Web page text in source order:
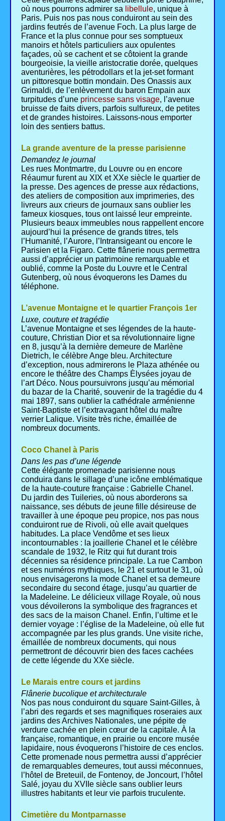
où nous pourrons admirer sa libellule, unique à
Paris. Puis nos pas nous conduiront au sein des
jardins feutrés de l’avenue Foch. La plus large de
France et la plus connue pour ses somptueux
manoirs et hôtels particuliers aux opulentes
façades, où se cachent et se côtoient la grande
bourgeoisie, la vieille aristocratie dorée, quelques
aventurières, les pétrodollars et la jet-set formant
un pittoresque bottin mondain. Des Onassis aux
Grimaldi, de l’enlèvement du baron Empain aux
turpitudes d’une princesse sans visage, l’avenue
bruisse de faits divers, parfois sulfureux, de petites
et de grandes histoires. Laissons-nous emporter
loin des sentiers battus.
La grande aventure de la presse parisienne
Demandez le journal
Les rues Montmartre, du Louvre ou en encore
Réaumur furent au XIX et XXe siècle le quartier de
la presse. Des agences de presse aux rédactions,
des ateliers de composition aux imprimeries, des
livreurs aux crieurs de journaux sans oublier les
fameux kiosques, tous ont laissé leur empreinte.
Plusieurs beaux immeubles nous rappellent encore
aujourd’hui la présence de grands titres, tels
l’Humanité, l’Aurore, l’Intransigeant ou encore le
Parisien et la Figaro. Cette flânerie nous permettra
aussi d’apprécier un patrimoine remarquable et
oublié, comme la Poste du Louvre et le Central
Gutenberg, où nous évoquerons les Dames du
téléphone.
L’avenue Montaigne et le quartier François 1er
Luxe, couture et tragédie
L’avenue Montaigne et ses légendes de la haute-
couture, Christian Dior et sa révolutionnaire ligne
en 8, jusqu’à la dernière demeure de Marlène
Dietrich, le célèbre Ange bleu. Architecture
d’exception, nous admirerons le Plaza athénée ou
encore le théâtre des Champs Èlysées joyau de
l’art Déco. Nous poursuivrons jusqu’au mémorial
du bazar de la Charité, souvenir de la tragédie du 4
mai 1897, sans oublier la cathédrale arménienne
Saint-Baptiste et l’extravagant hôtel du maître
verrier Lalique. Visite très riche, émaillée de
nombreux documents.
Coco Chanel à Paris
Dans les pas d’une légende
Cette élégante promenade parisienne nous
conduira dans le sillage d’une icône emblématique
de la haute-couture française : Gabrielle Chanel.
Du jardin des Tuileries, où nous aborderons sa
naissance, ses débuts de jeune fille désireuse de
travailler à une époque peu propice, nos pas nous
conduiront rue de Rivoli, où elle avait quelques
habitudes. La place Vendôme et ses lieux
incontournables : la joaillerie Chanel et le célèbre
scandale de 1932, le Ritz qui fut durant trois
décennies sa résidence principale. La rue Cambon
et ses numéros mythiques, le 21 et surtout le 31, où
nous envisagerons la mode Chanel et sa demeure
secondaire du second étage, jusqu’au quartier de
la Madeleine. Le délicieux village Royale, où nous
vous dévoilerons la symbolique des fragrances et
des sacs de la maison Chanel. Enfin, l’ultime et le
dernier voyage : l’église de la Madeleine, où elle fut
accompagnée par les plus grands. Une visite riche,
émaillée de nombreux documents, qui nous
permettront de découvrir bien des faces cachées
de cette légende du XXe siècle.
Le Marais entre cours et jardins
Flânerie bucolique et architecturale
Nos pas nous conduiront du square Saint-Gilles, à
l’abri des regards et ses magnifiques roseraies aux
jardins des Archives Nationales, une pépite de
verdure cachée en plein cœur de la capitale. À la
française, romantique, en prairie ou encore musée
lapidaire, nous évoquerons l’histoire de ces enclos.
Cette promenade nous permettra aussi d’apprécier
de remarquables demeures, tout aussi méconnues,
l’hôtel de Breteuil, de Fontenoy, de Joncourt, l’hôtel
Salé, joyau du XVIIe siècle sans oublier leurs
illustres habitants et leur vie parfois truculente.
Cimetière du Montparnasse